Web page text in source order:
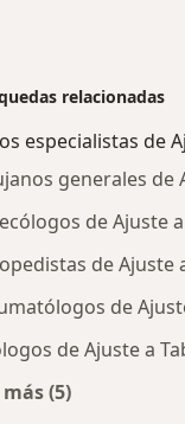
relacionadas
especialistas de
generales de
de Ajuste
de Ajuste
de
de Ajuste a
(5)